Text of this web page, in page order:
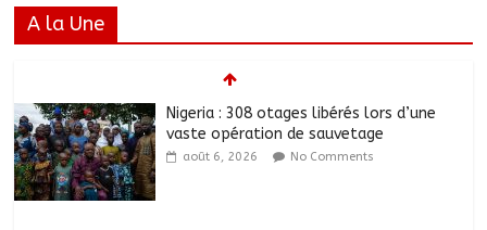
A la Une
Nigeria : 308 otages libérés lors d’une
vaste opération de sauvetage
août 6, 2026 No Comments